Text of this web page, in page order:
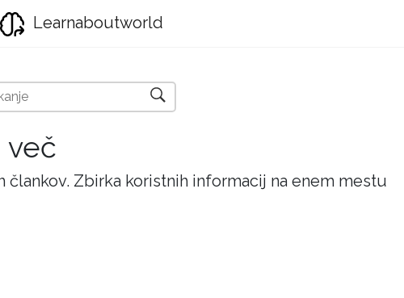
Learnaboutworld
več
Zbirka koristnih informacij na enem mestu